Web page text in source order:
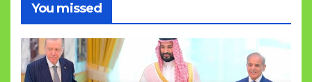
You missed